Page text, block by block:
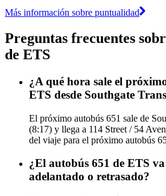
Más información sobre puntualidad
Preguntas frecuentes
de ETS
¿A qué hora sale el
ETS desde Southgate
El próximo autobús 651 sale de
(8:17) y llega a 114 Street / 54
del viaje para el próximo autobús
¿El autobús 651 de ETS
adelantado o retrasado?